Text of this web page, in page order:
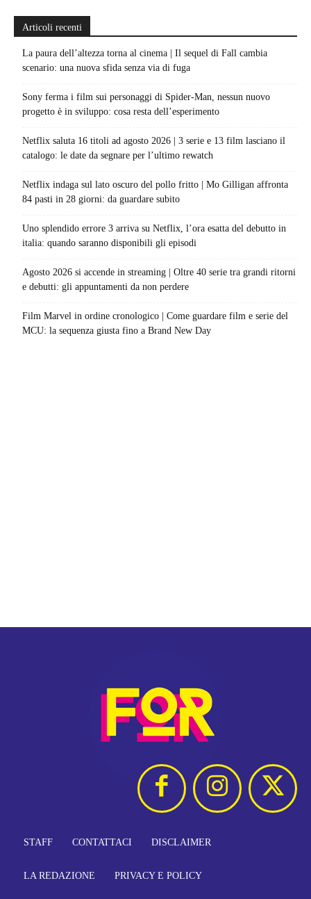
Articoli recenti
La paura dell’altezza torna al cinema | Il sequel di Fall cambia
scenario: una nuova sfida senza via di fuga
Sony ferma i film sui personaggi di Spider-Man, nessun nuovo
progetto è in sviluppo: cosa resta dell’esperimento
Netflix saluta 16 titoli ad agosto 2026 | 3 serie e 13 film lasciano il
catalogo: le date da segnare per l’ultimo rewatch
Netflix indaga sul lato oscuro del pollo fritto | Mo Gilligan affronta
84 pasti in 28 giorni: da guardare subito
Uno splendido errore 3 arriva su Netflix, l’ora esatta del debutto in
italia: quando saranno disponibili gli episodi
Agosto 2026 si accende in streaming | Oltre 40 serie tra grandi ritorni
e debutti: gli appuntamenti da non perdere
Film Marvel in ordine cronologico | Come guardare film e serie del
MCU: la sequenza giusta fino a Brand New Day
STAFF CONTATTACI DISCLAIMER
LA REDAZIONE PRIVACY E POLICY